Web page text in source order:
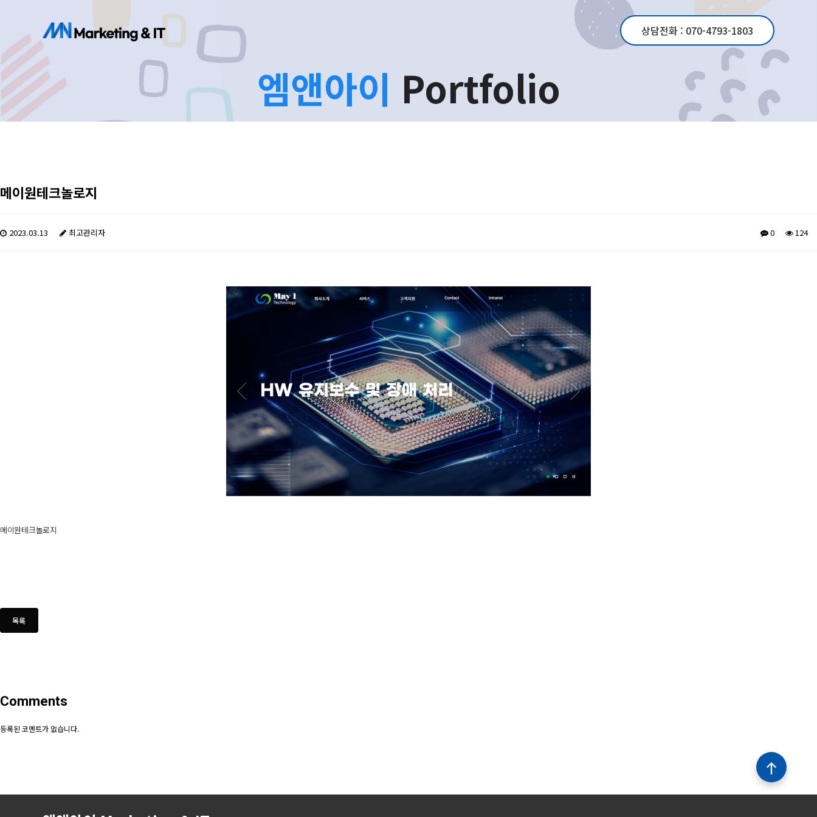
상담전화 : 070-4793-1803
엠앤아이 Portfolio
메이원테크놀로지
2023.03.13 최고관리자 0 124
메이원테크놀로지
Comments
등록된 코멘트가 없습니다.